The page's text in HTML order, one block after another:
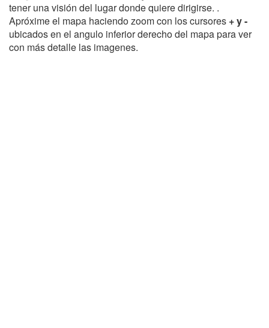
tener una visión del lugar donde quiere dirigirse. .
Apróxime el mapa haciendo zoom con los cursores + y -
ubicados en el angulo inferior derecho del mapa para ver
con más detalle las imagenes.